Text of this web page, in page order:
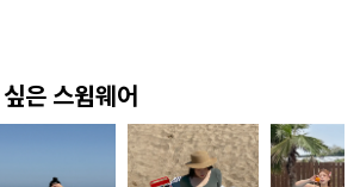
은 스윔웨어